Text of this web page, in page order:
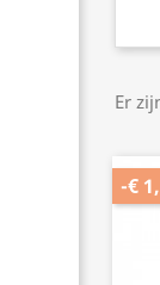
Er
-€